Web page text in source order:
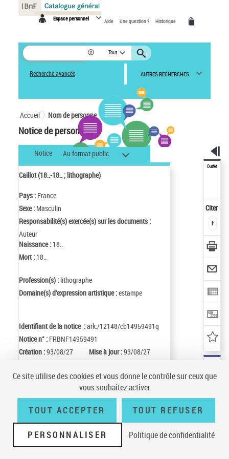
Espace personnel Aide Une question ? Historique
Tout
Recherche avancée AUTRES RECHERCHES
Accueil Nom de personne
Notice de personne
Notice Au format public
Caillot (18..-18.. ; lithographe)
Pays : France
Sexe : Masculin
Responsabilité(s) exercée(s) sur les documents :
Auteur
Naissance : 18..
Mort : 18..
Profession(s) : lithographe
Domaine(s) d'expression artistique :estampe
Identifiant de la notice :ark:/12148/cb14959491q
Notice n° : FRBNF14959491
Création :93/08/27 Mise à jour :93/08/27
Outils
Citer
Conditions générales d'utilisation | A propos | Plan du site | Écrire à la
| Accessibilité (non conforme) V 23.1.0
Panneau de gestion des cookies
Ce site utilise des cookies et vous donne le contrôle sur ceux que
vous souhaitez activer
TOUT ACCEPTER TOUT REFUSER
PERSONNALISER Politique de confidentialité